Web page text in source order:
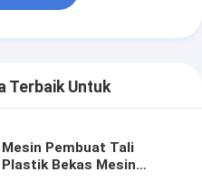
Terbaik Untuk
Mesin Pembuat Tali
Plastik Bekas Mesin